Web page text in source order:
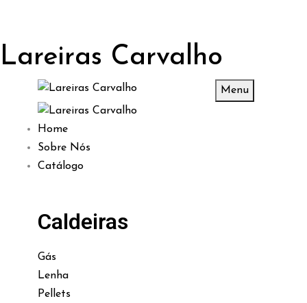
Lareiras Carvalho
Menu
Home
Sobre Nós
Catálogo
Caldeiras
Gás
Lenha
Pellets